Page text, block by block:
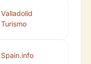
Valladolid
Turismo
Spain.info